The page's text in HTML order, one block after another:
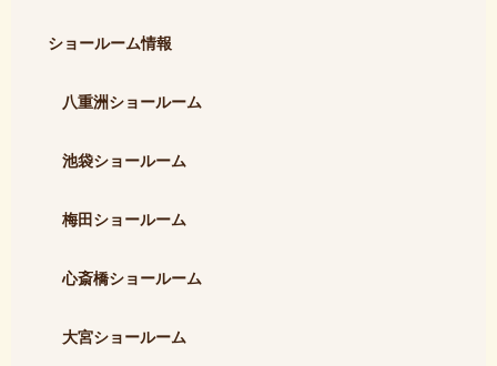
ショールーム情報
八重洲ショールーム
池袋ショールーム
梅田ショールーム
心斎橋ショールーム
大宮ショールーム